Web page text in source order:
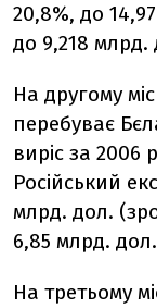
20,8%, до
до 9,218 млрд.
На другому
перебуває
виріс за 2006
Російський
млрд. дол.
6,85 млрд.
На третьому